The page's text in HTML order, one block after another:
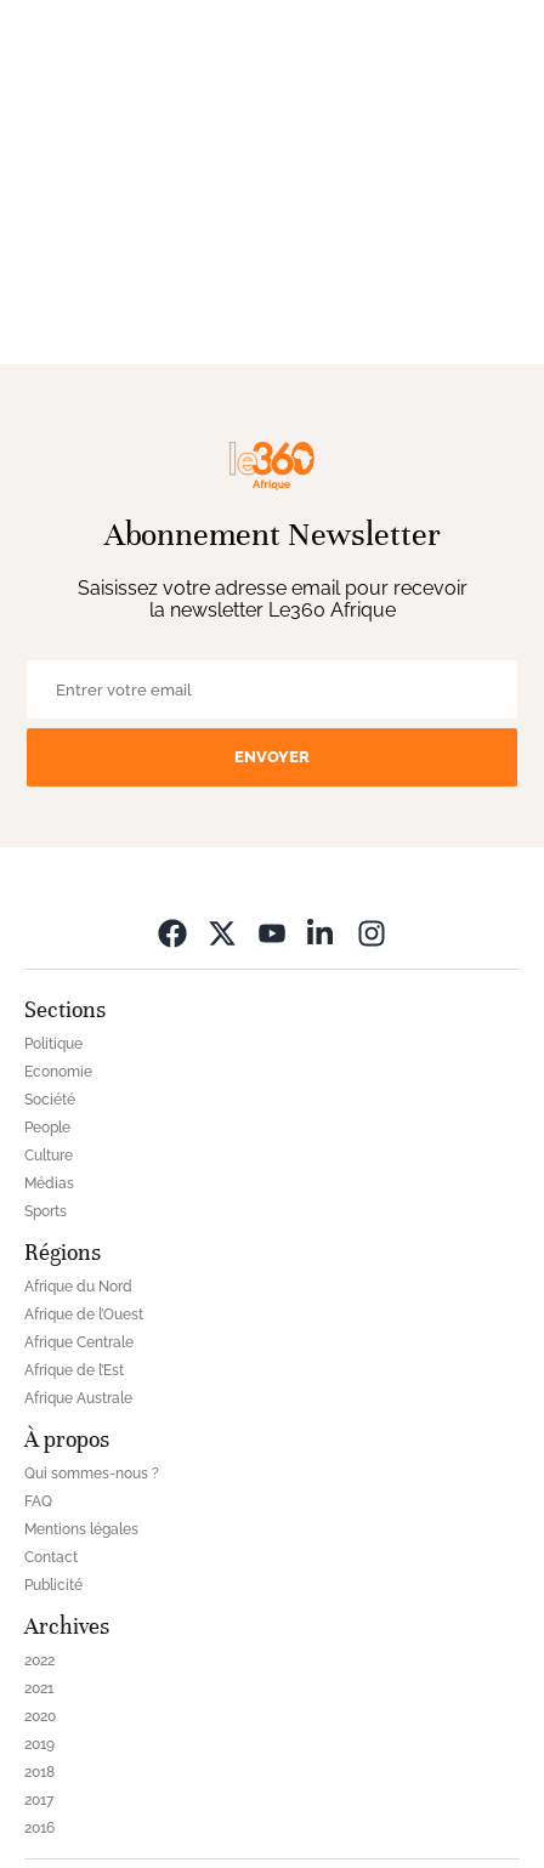
Abonnement Newsletter
Saisissez votre adresse email pour recevoir
la newsletter Le360 Afrique
ENVOYER
Sections
Politique
Economie
Société
People
Culture
Médias
Sports
Régions
Afrique du Nord
Afrique de l’Ouest
Afrique Centrale
Afrique de l’Est
Afrique Australe
À propos
Qui sommes-nous ?
FAQ
Mentions légales
Contact
Publicité
Archives
2022
2021
2020
2019
2018
2017
2016